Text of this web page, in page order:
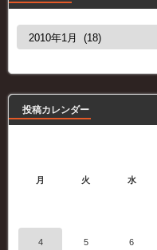
過
事
投稿カレンダー
月 火 水
4 5 6